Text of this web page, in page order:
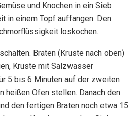
und Knochen in ein Sieb
in einem Topf auffangen. Den
loskochen.
Braten (Kruste nach oben)
Kruste mit Salzwasser
5 bis 6 Minuten auf der zweiten
heißen Ofen stellen. Danach den
den fertigen Braten noch etwa 15